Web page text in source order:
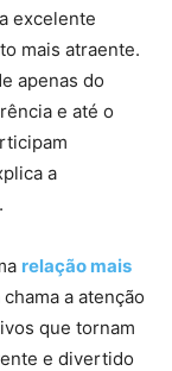
excelente
mais atraente.
apenas do
e até o
a
relação mais
chama a atenção
que tornam
e divertido